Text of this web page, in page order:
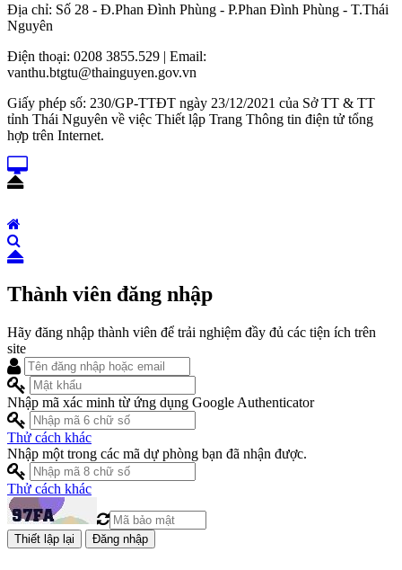
Địa chỉ: Số 28 - Đ.Phan Đình Phùng - P.Phan Đình Phùng - T.Thái
Nguyên
Điện thoại: 0208 3855.529 | Email:
vanthu.btgtu@thainguyen.gov.vn
Giấy phép số: 230/GP-TTĐT ngày 23/12/2021 của Sở TT & TT
tỉnh Thái Nguyên về việc Thiết lập Trang Thông tin điện tử tổng
hợp trên Internet.
Thành viên đăng nhập
Hãy đăng nhập thành viên để trải nghiệm đầy đủ các tiện ích trên
site
Nhập mã xác minh từ ứng dụng Google Authenticator
Thử cách khác
Nhập một trong các mã dự phòng bạn đã nhận được.
Thử cách khác
Đăng nhập